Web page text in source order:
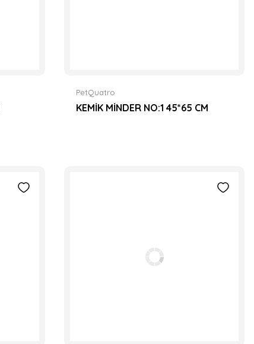
PetQuatro
KEMİK MİNDER NO:1 45*65 CM